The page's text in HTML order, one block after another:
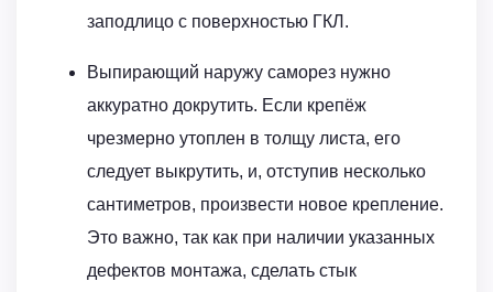
заподлицо с поверхностью ГКЛ.
Выпирающий наружу саморез нужно
аккуратно докрутить. Если крепёж
чрезмерно утоплен в толщу листа, его
следует выкрутить, и, отступив несколько
сантиметров, произвести новое крепление.
Это важно, так как при наличии указанных
дефектов монтажа, сделать стык